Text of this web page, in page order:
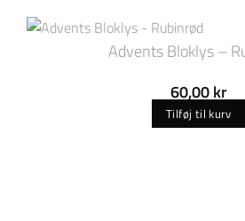
Advents Bloklys –
60,00kr
Tilføj til kurv